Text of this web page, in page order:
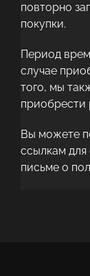
повторно
покупки.
Период
случае
того, мы
приобрести
Вы можете
ссылкам для
письме о